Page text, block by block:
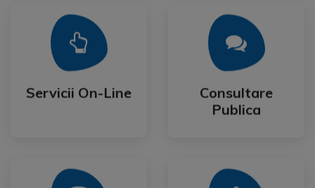
Servicii On-Line
Servicii On-Line
Mai Mult
Consultare
Publica
Consultare
Publica
Mai Mult